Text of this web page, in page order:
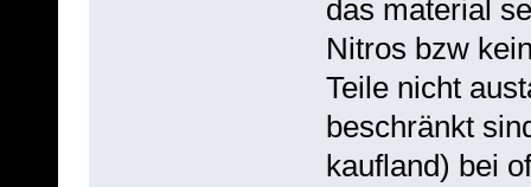
das material
Nitros bzw
Teile nicht
beschränkt
kaufland) bei